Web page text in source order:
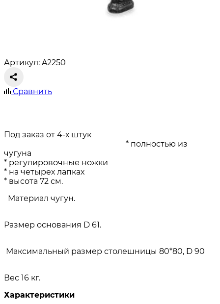
Артикул: A2250
Сравнить
Под заказ от 4-х штук
* полностью из
чугуна
* регулировочные ножки
* на четырех лапках
* высота 72 см.
Материал чугун.
Размер основания D 61.
Максимальный размер столешницы 80*80, D 90
Вес 16 кг.
Характеристики